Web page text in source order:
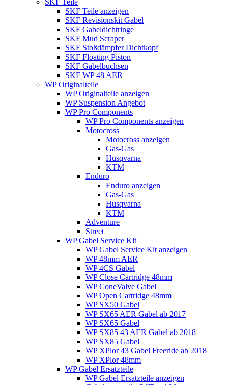
SKF Teile anzeigen
SKF Revisionskit Gabel
SKF Gabeldichtringe
SKF Mud Scraper
SKF Stoßdämpfer Dichtkopf
SKF Floating Piston
SKF Gabelbuchsen
SKF WP 48 AER
WP Originalteile
WP Originalteile anzeigen
WP Suspension Angebot
WP Pro Components
WP Pro Components anzeigen
Motocross
Motocross anzeigen
Gas-Gas
Husqvarna
KTM
Enduro
Enduro anzeigen
Gas-Gas
Husqvarna
KTM
Adventure
Street
WP Gabel Service Kit
WP Gabel Service Kit anzeigen
WP 48mm AER
WP 4CS Gabel
WP Close Cartridge 48mm
WP ConeValve Gabel
WP Open Cartridge 48mm
WP SX50 Gabel
WP SX65 AER Gabel ab 2017
WP SX65 Gabel
WP SX85 43 AER Gabel ab 2018
WP SX85 Gabel
WP XPlor 43 Gabel Freeride ab 2018
WP XPlor 48mm
WP Gabel Ersatzteile
WP Gabel Ersatzteile anzeigen